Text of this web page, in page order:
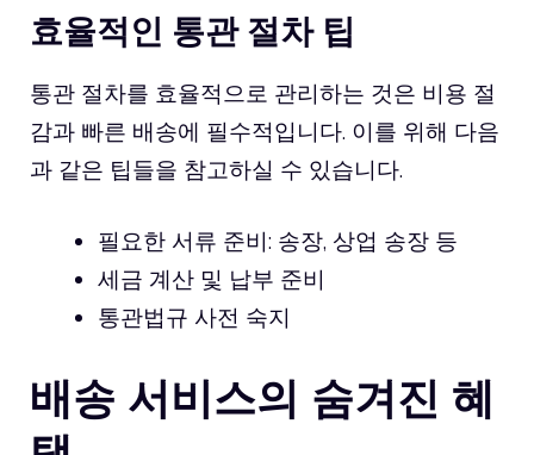
효율적인 통관 절차 팁
통관 절차를 효율적으로 관리하는 것은 비용 절
감과 빠른 배송에 필수적입니다. 이를 위해 다음
과 같은 팁들을 참고하실 수 있습니다.
필요한 서류 준비: 송장, 상업 송장 등
세금 계산 및 납부 준비
통관법규 사전 숙지
배송 서비스의 숨겨진 혜